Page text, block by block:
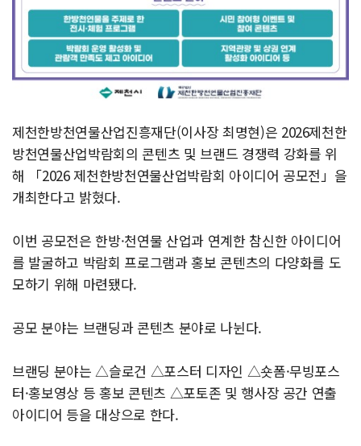
제천한방천연물산업진흥재단(이사장 최명현)은 2026제천한
방천연물산업박람회의 콘텐츠 및 브랜드 경쟁력 강화를 위
해 「2026 제천한방천연물산업박람회 아이디어 공모전」을
개최한다고 밝혔다.
이번 공모전은 한방·천연물 산업과 연계한 참신한 아이디어
를 발굴하고 박람회 프로그램과 홍보 콘텐츠의 다양화를 도
모하기 위해 마련됐다.
공모 분야는 브랜딩과 콘텐츠 분야로 나뉜다.
브랜딩 분야는 △슬로건 △포스터 디자인 △숏폼·무빙포스
터·홍보영상 등 홍보 콘텐츠 △포토존 및 행사장 공간 연출
아이디어 등을 대상으로 한다.